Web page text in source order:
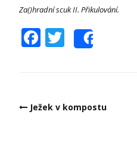
Za()hradní scuk II. Přikulování.
Facebook
Twitter
PostJežek v kompostu